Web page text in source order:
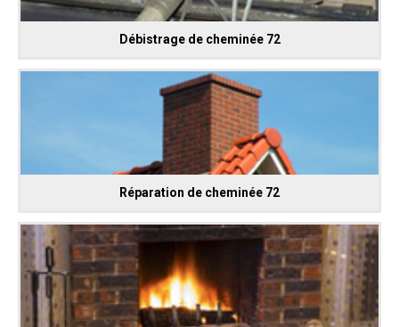
Débistrage de cheminée 72
Réparation de cheminée 72